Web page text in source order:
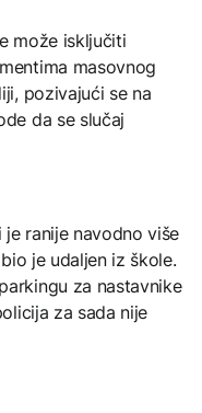
može isključiti
masovnog
pozivajući se na
da se slučaj
je ranije navodno više
je udaljen iz škole.
za nastavnike
za sada nije